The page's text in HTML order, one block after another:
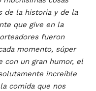
de la historia y de la
que give en la
fueron
momento, súper
con un gran humor, el
increíble
comida que nos